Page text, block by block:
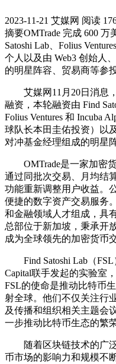
2023-11-21 艾媒网 阅读
摘要OMTrade 完成 600
Satoshi Lab、Folius
个人以及由 Web3 创始人
的明星阵容、贸易商等参投
艾媒网11月20日消息，
融资，本轮融资由 Find
Folius Ventures 和 Incuba
球队长本田圭佑投资）以
对冲基金经理组成的明星
OMTrade是一家加密货
通过同批次交易、月均结
功能重新调整用户收益。
便捷的数字资产交易服务
和金融领域人才组成，具
总部位于新加坡，秉承开
成为全球领先的加密货币
Find Satoshi Lab（FSL
Capital联手发起的实验室
FSL的使命是推动比特币
射全球。他们不仅关注行
及传播和组织相关主题会
一步推动比特币生态的繁
随着区块链技术的广泛
币市场的影响力和规模不